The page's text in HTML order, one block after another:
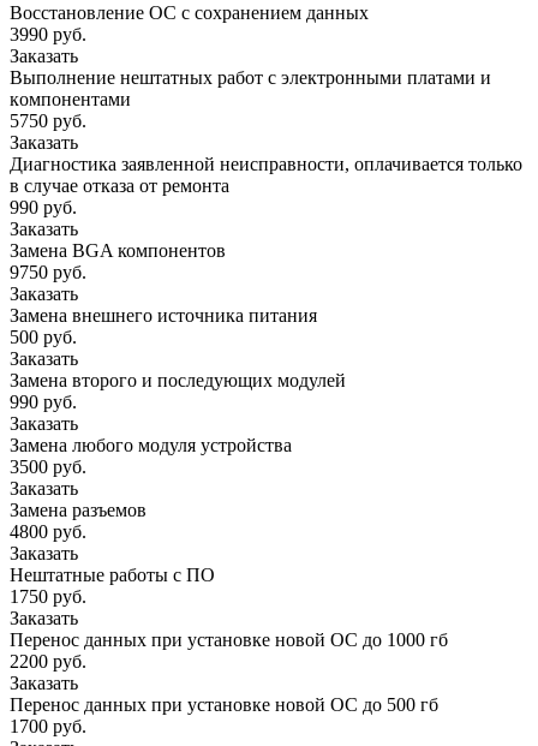
Восстановление ОС с сохранением данных
3990 руб.
Заказать
Выполнение нештатных работ с электронными платами и
компонентами
5750 руб.
Заказать
Диагностика заявленной неисправности, оплачивается только
в случае отказа от ремонта
990 руб.
Заказать
Замена BGA компонентов
9750 руб.
Заказать
Замена внешнего источника питания
500 руб.
Заказать
Замена второго и последующих модулей
990 руб.
Заказать
Замена любого модуля устройства
3500 руб.
Заказать
Замена разъемов
4800 руб.
Заказать
Нештатные работы с ПО
1750 руб.
Заказать
Перенос данных при установке новой ОС до 1000 гб
2200 руб.
Заказать
Перенос данных при установке новой ОС до 500 гб
1700 руб.